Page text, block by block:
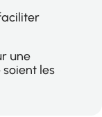
une
les